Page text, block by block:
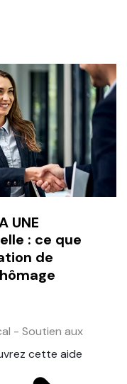
UNE
: ce que
de
- Soutien aux
cette aide